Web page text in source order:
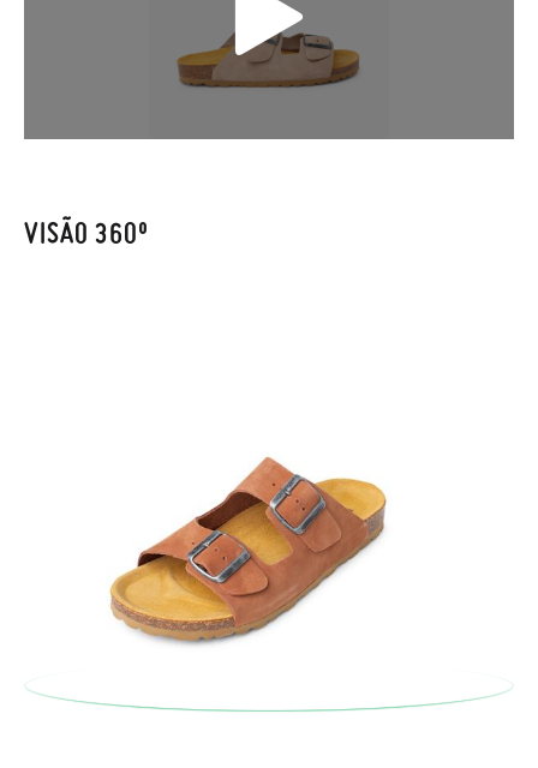
chegarem a sua casa não lhe servirem, basta ir à secção de
Trocas e Devoluçõesdo nosso site para nos enviar o pedido de
troca. A nossa equipa de Atendimento ao Cliente encarregar-
também será gratuita. Não tem que se preocupar com nada.
VISÃO 360º